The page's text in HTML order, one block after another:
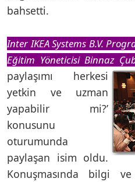
bahsetti.
Inter IKEA Systems B.V.
Eğitim Yöneticisi Binnaz
paylaşımı herkesi
yetkin ve uzman
yapabilir mi?’
konusunu
oturumunda
paylaşan isim oldu.
Konuşmasında bilgi